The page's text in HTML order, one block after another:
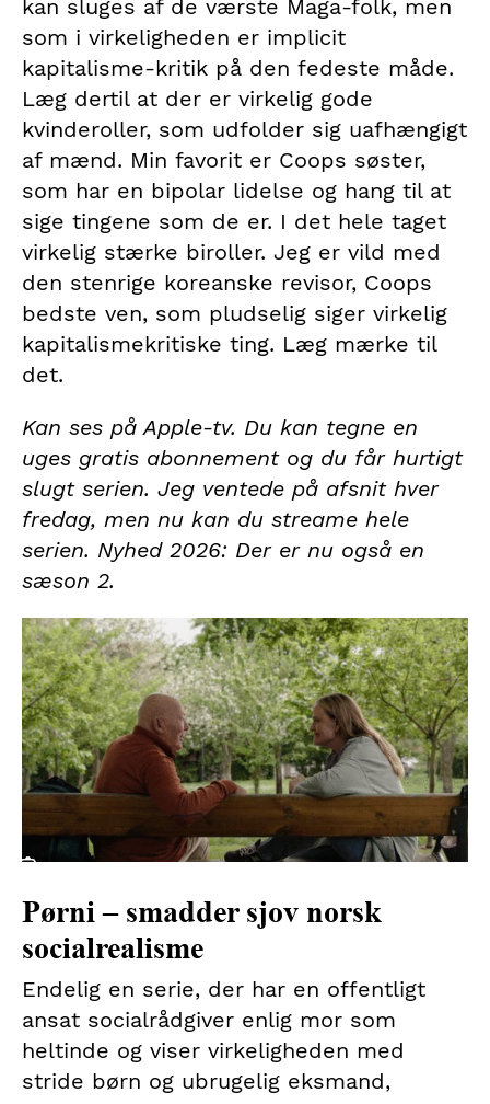
kan sluges af de værste Maga-folk, men
som i virkeligheden er implicit
kapitalisme-kritik på den fedeste måde.
Læg dertil at der er virkelig gode
kvinderoller, som udfolder sig uafhængigt
af mænd. Min favorit er Coops søster,
som har en bipolar lidelse og hang til at
sige tingene som de er. I det hele taget
virkelig stærke biroller. Jeg er vild med
den stenrige koreanske revisor, Coops
bedste ven, som pludselig siger virkelig
kapitalismekritiske ting. Læg mærke til
det.
Kan ses på Apple-tv. Du kan tegne en
uges gratis abonnement og du får hurtigt
slugt serien. Jeg ventede på afsnit hver
fredag, men nu kan du streame hele
serien. Nyhed 2026: Der er nu også en
sæson 2.
Pørni – smadder sjov norsk
socialrealisme
Endelig en serie, der har en offentligt
ansat socialrådgiver enlig mor som
heltinde og viser virkeligheden med
stride børn og ubrugelig eksmand,